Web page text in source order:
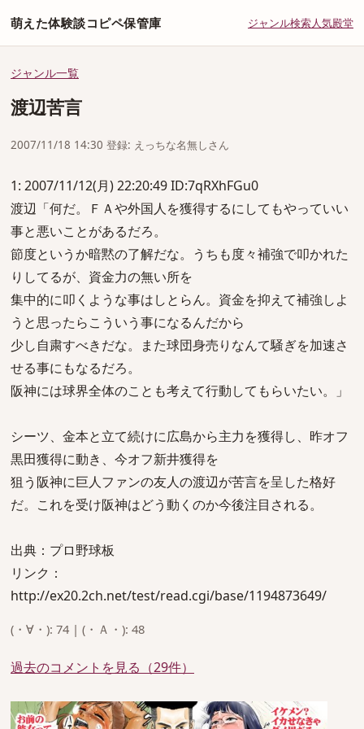
萌えた体験談コピペ保管庫 ジャンル検索人気殿堂
ジャンル一覧
渡辺苦言
2007/11/18 14:30 登録: えっちな名無しさん
1: 2007/11/12(月) 22:20:49 ID:7qRXhFGu0
渡辺「何だ。ＦＡや外国人を獲得するにしてもやっていい
事と悪いことがあるだろ。
節度というか暗黙の了解だな。うちも度々補強で叩かれた
りしてるが、資金力の無い所を
集中的に叩くような事はしとらん。資金を抑えて補強しよ
うと思ったらこういう事になるんだから
少し自粛すべきだな。また球団身売りなんて騒ぎを加速さ
せる事にもなるだろ。
阪神には球界全体のことも考えて行動してもらいたい。」
シーツ、金本と立て続けに広島から主力を獲得し、昨オフ
黒田獲得に動き、今オフ新井獲得を
狙う阪神に巨人ファンの友人の渡辺が苦言を呈した格好
だ。これを受け阪神はどう動くのか今後注目される。
出典：プロ野球板
リンク：
http://ex20.2ch.net/test/read.cgi/base/1194873649/
(・∀・): 74 | (・Ａ・): 48
過去のコメントを見る（29件）